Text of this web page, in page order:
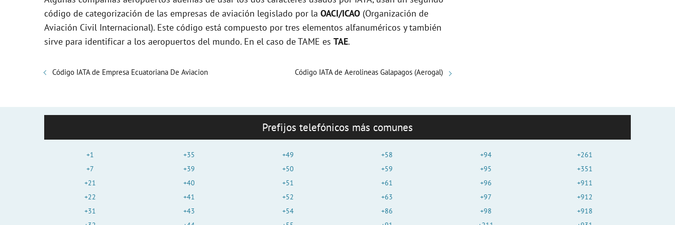
e
código de categorización de las empresas de aviación legislado por la OACI/ICAO (Organización de
Aviación Civil Internacional). Este código está compuesto por tres elementos alfanuméricos y también
sirve para identificar a los aeropuertos del mundo. En el caso de TAME es TAE.
Código IATA de Empresa Ecuatoriana De Aviacion Código IATA de Aerolineas Galapagos (Aerogal)
Prefijos telefónicos más comunes
+1
+7
+21
+22
+31
+35
+39
+40
+41
+43
+49
+50
+51
+52
+54
+58
+59
+61
+63
+86
+94
+95
+96
+97
+98
+261
+351
+911
+912
+918